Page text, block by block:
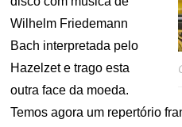
Wilhelm Friedemann
Bach interpretada pelo
Hazelzet e trago esta
outra face da moeda.
Temos agora um repertório